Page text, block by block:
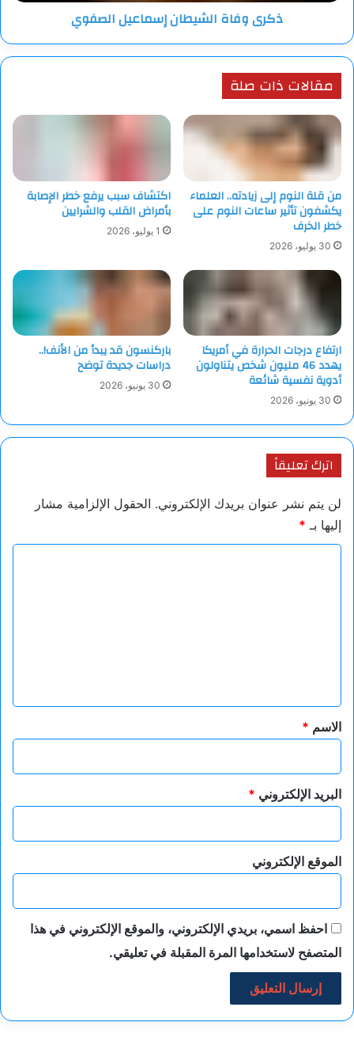
ذكرى وفاة الشيطان إسماعيل الصفوي
مقالات ذات صلة
من قلة النوم إلى زيادته.. العلماء
يكشفون تأثير ساعات النوم على
خطر الخرف
30 يوليو، 2026
اكتشاف سبب يرفع خطر الإصابة
بأمراض القلب والشرايين
1 يوليو، 2026
ارتفاع درجات الحرارة في أمريكا
يهدد 46 مليون شخص يتناولون
أدوية نفسية شائعة
30 يونيو، 2026
باركنسون قد يبدأ من الأنف!..
دراسات جديدة توضح
30 يونيو، 2026
اترك تعليقاً
لن يتم نشر عنوان بريدك الإلكتروني. الحقول الإلزامية مشار
إليها بـ *
*
الاسم *
البريد الإلكتروني *
الموقع الإلكتروني
احفظ اسمي، بريدي الإلكتروني، والموقع الإلكتروني في هذا
المتصفح لاستخدامها المرة المقبلة في تعليقي.